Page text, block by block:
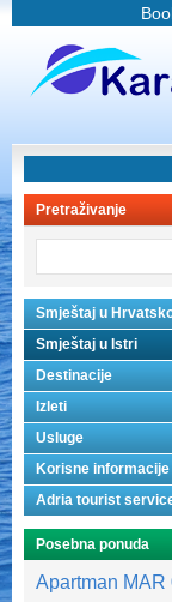
Pretraživanje
Smještaj u
Smještaj u Istri
Destinacije
Izleti
Usluge
Korisne informacije
Adria tourist
Posebna ponuda
Apartman MAR